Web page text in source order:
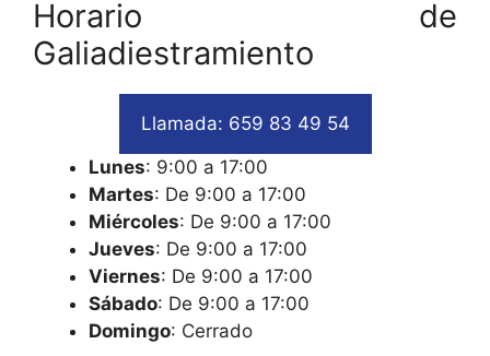
Horario de
Galiadiestramiento
Llamada: 659 83 49 54
Lunes: 9:00 a 17:00
Martes: De 9:00 a 17:00
Miércoles: De 9:00 a 17:00
Jueves: De 9:00 a 17:00
Viernes: De 9:00 a 17:00
Sábado: De 9:00 a 17:00
Domingo: Cerrado